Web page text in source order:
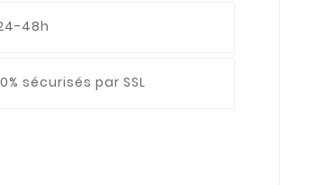
48h
sécurisés par SSL